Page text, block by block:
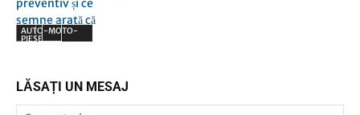
AUTO-MOTO-
PIESE
LĂSAȚI UN MESAJ